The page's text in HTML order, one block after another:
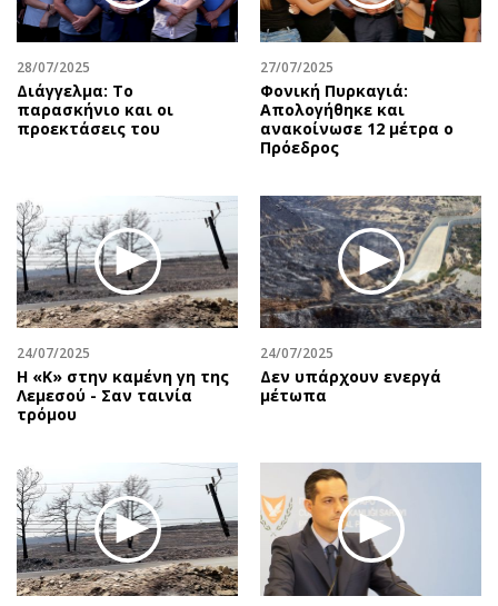
28/07/2025
Διάγγελμα: Το
παρασκήνιο και οι
προεκτάσεις του
27/07/2025
Φονική Πυρκαγιά:
Απολογήθηκε και
ανακοίνωσε 12 μέτρα ο
Πρόεδρος
24/07/2025
Η «Κ» στην καμένη γη της
Λεμεσού - Σαν ταινία
τρόμου
24/07/2025
Δεν υπάρχουν ενεργά
μέτωπα